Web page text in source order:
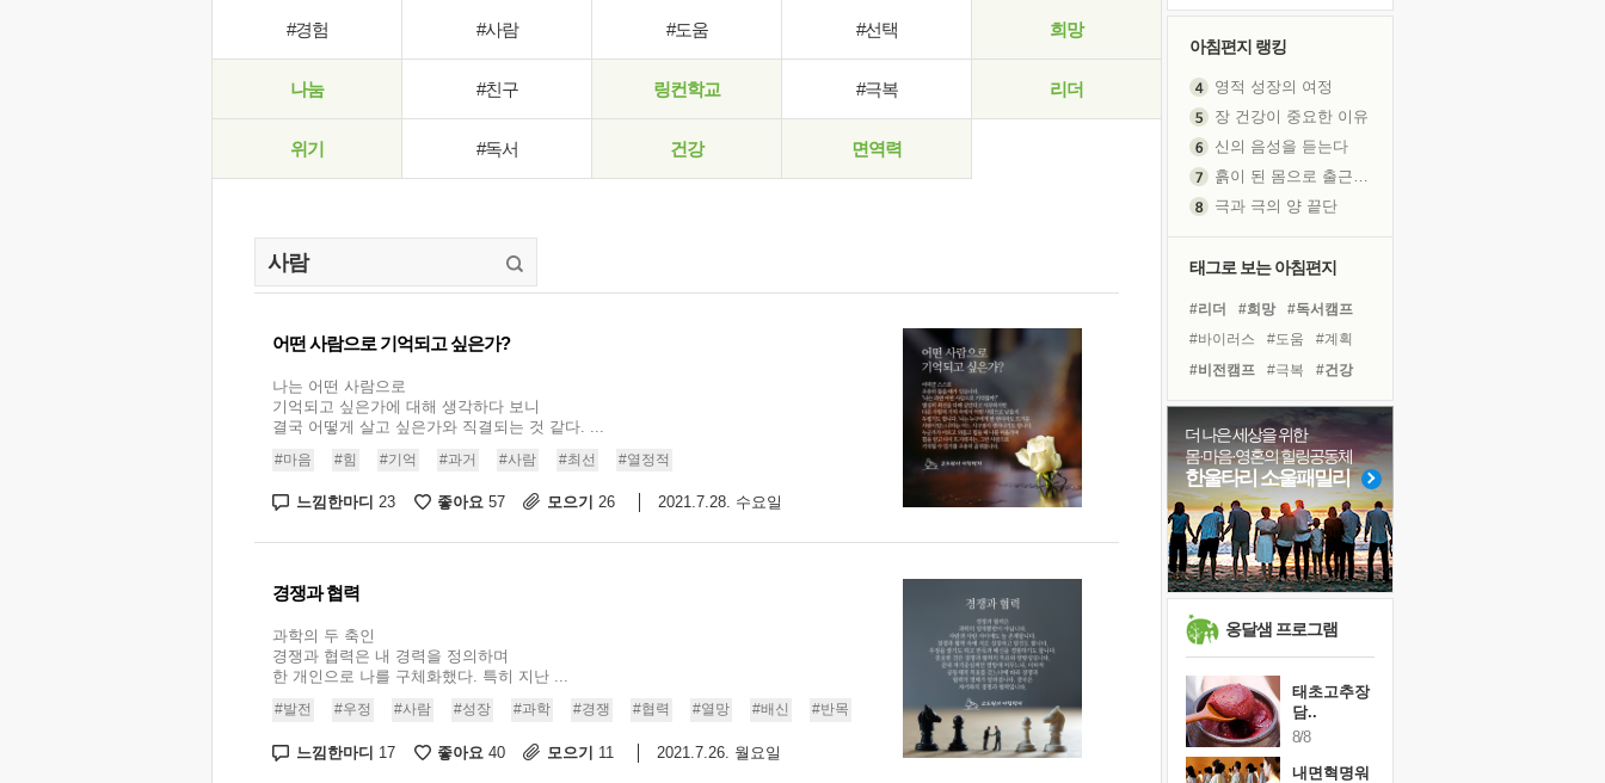
#경험 #사람 #도움 #선택 희망
나눔 #친구 링컨학교 #극복 리더
위기 #독서 건강 면역력
어떤 사람으로 기억되고 싶은가?
나는 어떤 사람으로
기억되고 싶은가에 대해 생각하다 보니
결국 어떻게 살고 싶은가와 직결되는 것 같다. ...
#마음 #힘 #기억 #과거 #사람 #최선 #열정적
느낌한마디 23 좋아요 57 모으기 26 2021.7.28. 수요일
경쟁과 협력
과학의 두 축인
경쟁과 협력은 내 경력을 정의하며
한 개인으로 나를 구체화했다. 특히 지난 ...
#발전 #우정 #사람 #성장 #과학 #경쟁 #협력 #열망 #배신 #반목
느낌한마디 17 좋아요 40 모으기 11 2021.7.26. 월요일
아침편지 랭킹
영적 성장의 여정
장 건강이 중요한 이유
신의 음성을 듣는다
흙이 된 몸으로 출근하는 여자
극과 극의 양 끝단
극심한 변비, 어깨결림, 수면 장애
보고 싶은 어머니
유년 시절의 부산 영도 바다
못된 꼰대들
거울 속의 나
희망이란
'모른다'는 것
귀를 열고 마음을 내어주고
태그로 보는 아침편지
#리더 #희망
#독서캠프
#바이러스
#도움
#계획
#비전캠프
#극복
#건강
#사람
#유튜브
#명상
#나눔
#힐링
#위기
#친구
#아이들
#다짐
#독서
#삶 #면역력
더 나은 세상을 위한
몸·마음·영혼의 힐링공동체
한울타리 소울패밀리
옹달샘 프로그램
여행
9/24~9/26
태초고추장
담..
8/8
내면혁명워